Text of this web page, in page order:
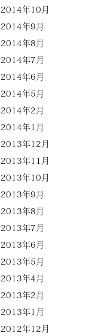
2014年10月
2014年9月
2014年8月
2014年7月
2014年6月
2014年5月
2014年2月
2014年1月
2013年12月
2013年11月
2013年10月
2013年9月
2013年8月
2013年7月
2013年6月
2013年5月
2013年4月
2013年2月
2013年1月
2012年12月